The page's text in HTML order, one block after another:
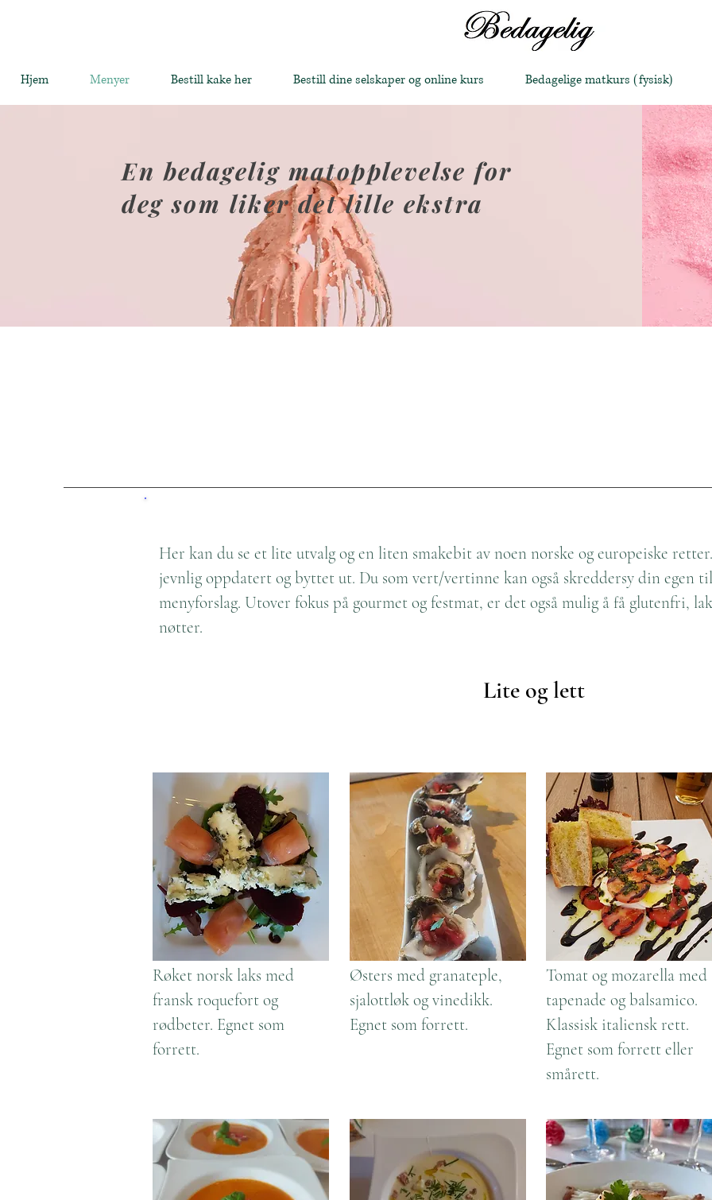
Hjem Menyer Bestill kake her Bestill dine selskaper og online kurs Bedagelige matkurs (fysisk)
En bedagelig matopplevelse for
deg som liker det lille ekstra
Her kan du se et lite utvalg og en liten smakebit av noen norske og europeiske
jevnlig oppdatert og byttet ut. Du som vert/vertinne kan også skreddersy din egen
menyforslag. Utover fokus på gourmet og festmat, er det også mulig å få glutenfri,
nøtter.
Lite og lett
Røket norsk laks med
fransk roquefort og
rødbeter. Egnet som
forrett.
Østers med granateple,
sjalottløk og vinedikk.
Egnet som forrett.
Tomat og mozarella med
tapenade og balsamico.
Klassisk italiensk rett.
Egnet som forrett eller
smårett.